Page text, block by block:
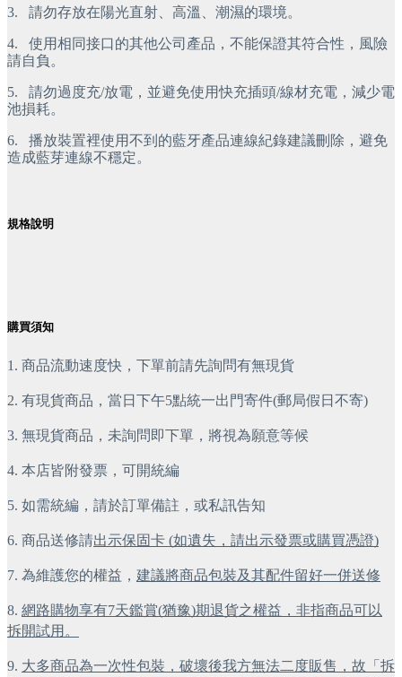
3. 請勿存放在陽光直射、高溫、潮濕的環境。
4.
使用相同接口的其他公司產品，不能保證其符合性，風險
請自負。
5.
請勿過度充/放電，並避免使用快充插頭/線材充電，減少電
池損耗。
6.
播放裝置裡使用不到的藍牙產品連線紀錄建議刪除，避免
造成藍芽連線不穩定。
規格說明
購買須知
1. 商品流動速度快，下單前請先詢問有無現貨
2. 有現貨商品，當日下午5點統一出門寄件(郵局假日不寄)
3. 無現貨商品，未詢問即下單，將視為願意等候
4. 本店皆附發票，可開統編
5. 如需統編，請於訂單備註，或私訊告知
6. 商品送修請出示保固卡 (如遺失，請出示發票或購買憑證)
7. 為維護您的權益， 建議將商品包裝及其配件留好一併送修
8. 網路購物享有7天鑑賞(猶豫)期退貨之權益，非指商品可以
拆開試用。
9. 大多商品為一次性包裝，破壞後我方無法二度販售，故「拆